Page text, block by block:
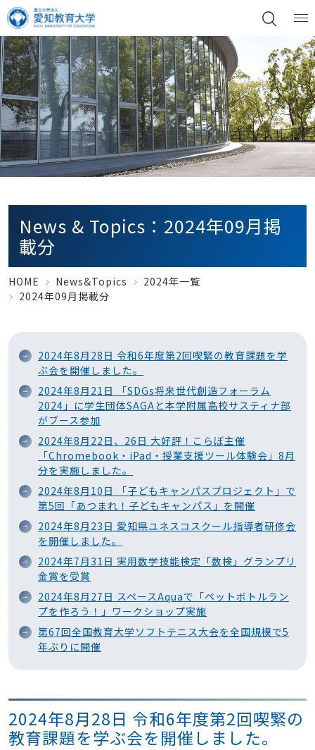
News & Topics：2024年09月掲
載分
HOME News&Topics
2024年一覧
2024年09月掲載分
2024年8月28日 令和6年度第2回喫緊の教育課題を学
ぶ会を開催しました。
2024年8月21日 「SDGs将来世代創造フォーラム
2024」に学生団体SAGAと本学附属高校サスティナ部
がブース参加
2024年8月22日、26日 大好評！こらぼ主催
「Chromebook・iPad・授業支援ツール体験会」8月
分を実施しました。
2024年8月10日 「子どもキャンパスプロジェクト」で
第5回「あつまれ！子どもキャンパス」を開催
2024年8月23日 愛知県ユネスコスクール指導者研修会
を開催しました。
2024年7月31日 実用数学技能検定「数検」グランプリ
金賞を受賞
2024年8月27日 スペースAquaで「ペットボトルラン
プを作ろう！」ワークショップ実施
第67回全国教育大学ソフトテニス大会を全国規模で5
年ぶりに開催
2024年8月28日 令和6年度第2回喫緊の
教育課題を学ぶ会を開催しました。